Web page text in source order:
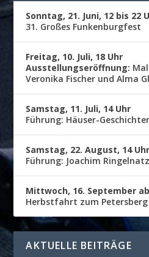
Sonntag, 21. Juni, 12 bis 22
31. Großes Funkenburgfest
Freitag, 10. Juli, 18 Uhr
Ausstellungseröffnung:
Veronika Fischer und Alma
Samstag, 11. Juli, 14 Uhr
Führung: Häuser-
Samstag, 22. August, 14 Uhr
Führung: Joachim Ringelnatz
Mittwoch, 16. September
Herbstfahrt zum Petersberg
AKTUELLE BEITRÄGE